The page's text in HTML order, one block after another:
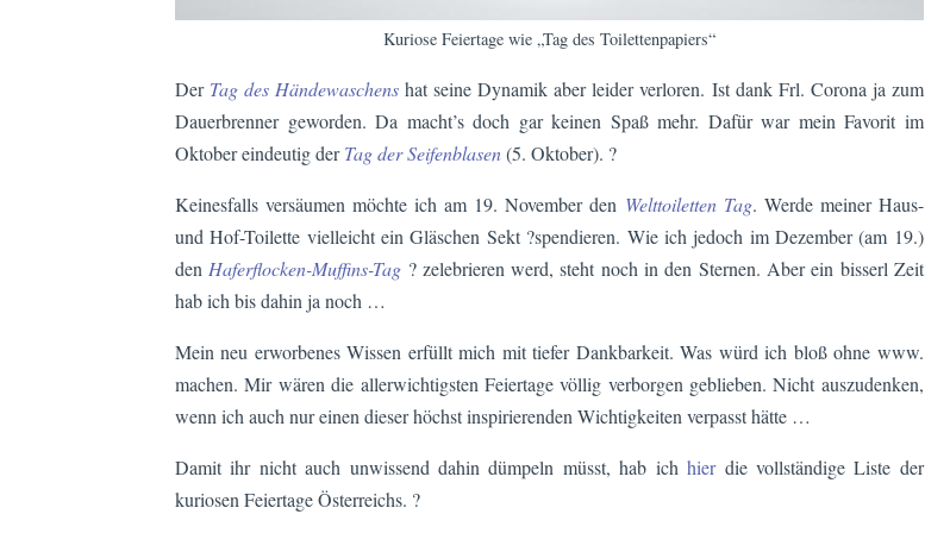
Kuriose Feiertage wie „Tag des Toilettenpapiers“
Der Tag des Händewaschens hat seine Dynamik aber leider verloren. Ist dank Frl. Corona ja zum
Dauerbrenner geworden. Da macht’s doch gar keinen Spaß mehr. Dafür war mein Favorit im
Oktober eindeutig derTag der Seifenblasen(5. Oktober). ?
Keinesfalls versäumen möchte ich am 19. November den Welttoiletten Tag. Werde meiner Haus-
und Hof-Toilette vielleicht ein Gläschen Sekt ?spendieren. Wie ich jedoch im Dezember (am 19.)
den Haferflocken-Muffins-Tag ? zelebrieren werd, steht noch in den Sternen. Aber ein bisserl Zeit
hab ich bis dahin ja noch …
Mein neu erworbenes Wissen erfüllt mich mit tiefer Dankbarkeit. Was würd ich bloß ohne www.
machen. Mir wären die allerwichtigsten Feiertage völlig verborgen geblieben. Nicht auszudenken,
wenn ich auch nur einen dieser höchst inspirierenden Wichtigkeiten verpasst hätte …
Damit ihr nicht auch unwissend dahin dümpeln müsst, hab ichhierdie vollständige Liste der
kuriosen Feiertage Österreichs. ?